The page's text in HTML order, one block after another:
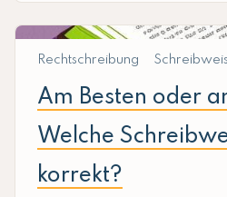
Rechtschreibung
Am Besten oder
Welche
korrekt?